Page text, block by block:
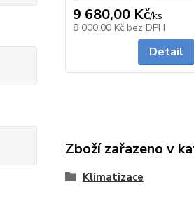
9 680,00 Kč/ks
8 000,00 Kč bez DPH
Detail
Zboží zařazeno v
Klimatizace